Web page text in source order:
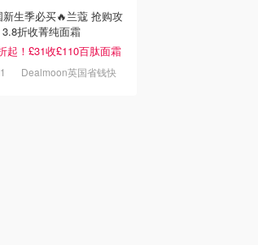
新生季必买🔥兰蔻 抢购攻
折收菁纯面霜
起！£31收£110百肽面霜
Dealmoon英国省钱快